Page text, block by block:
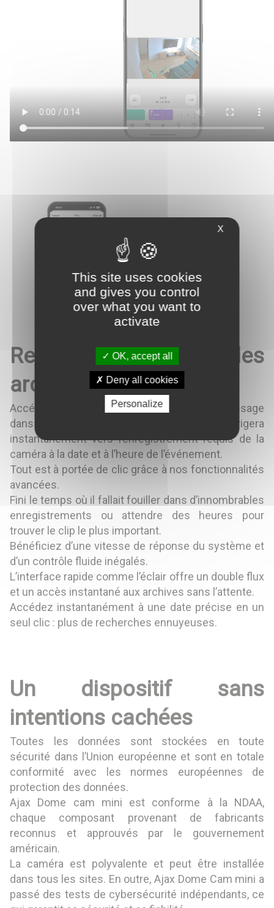
Recherche fluide dans les
archives
Accédez aux archives en cliquant sur un message
dans le journal des événements, ce qui vous dirigera
instantanément vers l’enregistrement requis de la
caméra à la date et à l’heure de l’événement.
Tout est à portée de clic grâce à nos fonctionnalités
avancées.
Fini le temps où il fallait fouiller dans d’innombrables
enregistrements ou attendre des heures pour
trouver le clip le plus important.
Bénéficiez d’une vitesse de réponse du système et
d’un contrôle fluide inégalés.
L’interface rapide comme l’éclair offre un double flux
et un accès instantané aux archives sans l’attente.
Accédez instantanément à une date précise en un
seul clic : plus de recherches ennuyeuses.
Un dispositif sans
intentions cachées
Toutes les données sont stockées en toute
sécurité dans l’Union européenne et sont en totale
conformité avec les normes européennes de
protection des données.
Ajax Dome cam mini est conforme à la NDAA,
chaque composant provenant de fabricants
reconnus et approuvés par le gouvernement
américain.
La caméra est polyvalente et peut être installée
dans tous les sites. En outre, Ajax Dome Cam mini a
passé des tests de cybersécurité indépendants, ce
Besoin d’être guidé ? On
Prénom & Nom *
Nom
Votre message *
CAPTCHA
X
This site uses cookies
and gives you control
over what you want to
activate
OK, accept all
Deny all cookies
Personalize